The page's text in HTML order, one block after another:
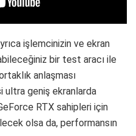
işlemcinizin ve ekran
bir test aracı ile
anlaşması
ultra geniş ekranlarda
RTX sahipleri için
olsa da, performansın